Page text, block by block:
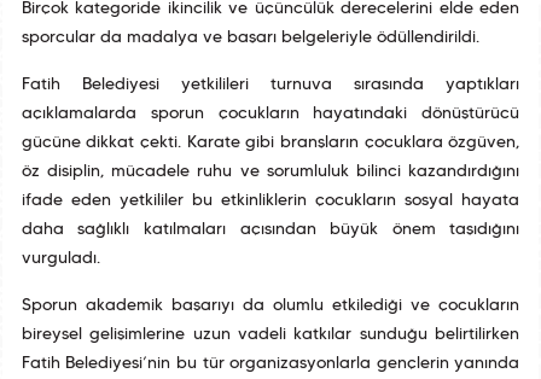
Birçok kategoride ikincilik ve üçüncülük derecelerini elde eden
sporcular da madalya ve başarı belgeleriyle ödüllendirildi.
Fatih Belediyesi yetkilileri turnuva sırasında yaptıkları
açıklamalarda sporun çocukların hayatındaki dönüştürücü
gücüne dikkat çekti. Karate gibi branşların çocuklara özgüven,
öz disiplin, mücadele ruhu ve sorumluluk bilinci kazandırdığını
ifade eden yetkililer bu etkinliklerin çocukların sosyal hayata
daha sağlıklı katılmaları açısından büyük önem taşıdığını
vurguladı.
Sporun akademik başarıyı da olumlu etkilediği ve çocukların
bireysel gelişimlerine uzun vadeli katkılar sunduğu belirtilirken
Fatih Belediyesi’nin bu tür organizasyonlarla gençlerin yanında